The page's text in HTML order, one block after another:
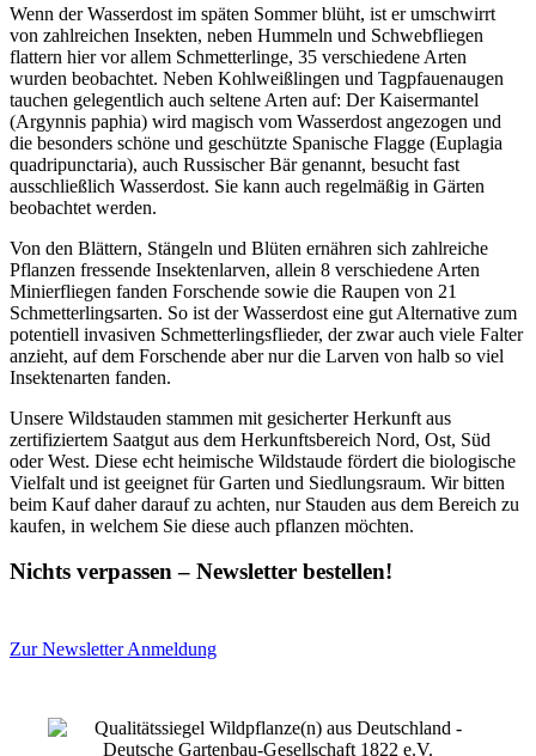
Wenn der Wasserdost im späten Sommer blüht, ist er umschwirrt
von zahlreichen Insekten, neben Hummeln und Schwebfliegen
flattern hier vor allem Schmetterlinge, 35 verschiedene Arten
wurden beobachtet. Neben Kohlweißlingen und Tagpfauenaugen
tauchen gelegentlich auch seltene Arten auf: Der Kaisermantel
(Argynnis paphia) wird magisch vom Wasserdost angezogen und
die besonders schöne und geschützte Spanische Flagge (Euplagia
quadripunctaria), auch Russischer Bär genannt, besucht fast
ausschließlich Wasserdost. Sie kann auch regelmäßig in Gärten
beobachtet werden.
Von den Blättern, Stängeln und Blüten ernähren sich zahlreiche
Pflanzen fressende Insektenlarven, allein 8 verschiedene Arten
Minierfliegen fanden Forschende sowie die Raupen von 21
Schmetterlingsarten. So ist der Wasserdost eine gut Alternative zum
potentiell invasiven Schmetterlingsflieder, der zwar auch viele Falter
anzieht, auf dem Forschende aber nur die Larven von halb so viel
Insektenarten fanden.
Unsere Wildstauden stammen mit gesicherter Herkunft aus
zertifiziertem Saatgut aus dem Herkunftsbereich Nord, Ost, Süd
oder West. Diese echt heimische Wildstaude fördert die biologische
Vielfalt und ist geeignet für Garten und Siedlungsraum. Wir bitten
beim Kauf daher darauf zu achten, nur Stauden aus dem Bereich zu
kaufen, in welchem Sie diese auch pflanzen möchten.
Nichts verpassen – Newsletter bestellen!
Zur Newsletter Anmeldung